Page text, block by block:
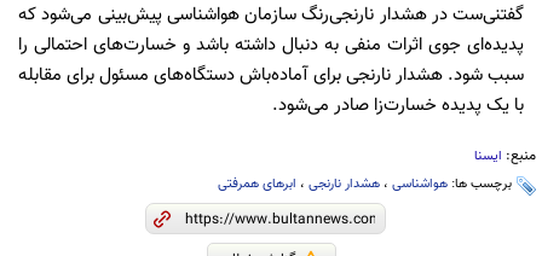
گفتنی‌ست در هشدار نارنجی‌رنگ سازمان هواشناسی پیش‌بینی می‌شود که
پدیده‌ای جوی اثرات منفی به دنبال داشته باشد و خسارت‌های احتمالی را
سبب شود. هشدار نارنجی برای آماده‌باش دستگاه‌های مسئول برای مقابله
با یک پدیده خسارت‌زا صادر می‌شود.
منبع: ایسنا
برچسب ها: هواشناسی ، هشدار نارنجی ، ابرهای همرفتی